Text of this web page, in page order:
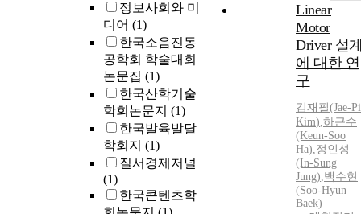
정보사회와 미
디어 (1)
한국소음진동
공학회 학술대회
논문집 (1)
한국산학기술
학회논문지 (1)
한국발육발달
학회지 (1)
질서경제저널
(1)
한국콘텐츠학
Linear
Motor
Driver 설
에 대한 연
구
김재필(Jae-
Kim),하근수
(Keun-Soo
Ha),정인성
(In-Sung
Jung),백수현
(Soo-Hyun
Baek)